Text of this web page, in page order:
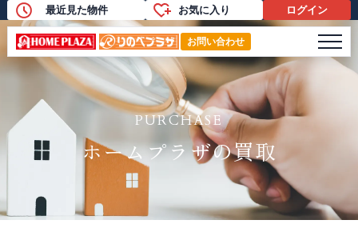
最近見た物件 お気に入り ログイン
お問い合わせ メニ
ホームプラザの買取
PURCHASE
ホームプラザの買取